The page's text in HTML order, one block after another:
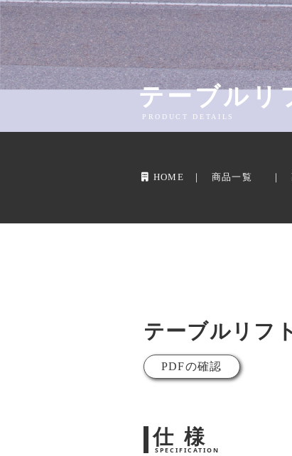
テーブルリ
PRODUCT DETAILS
HOME 商品一覧
テーブルリフ
PDFの確認
仕 様
SPECIFICATION